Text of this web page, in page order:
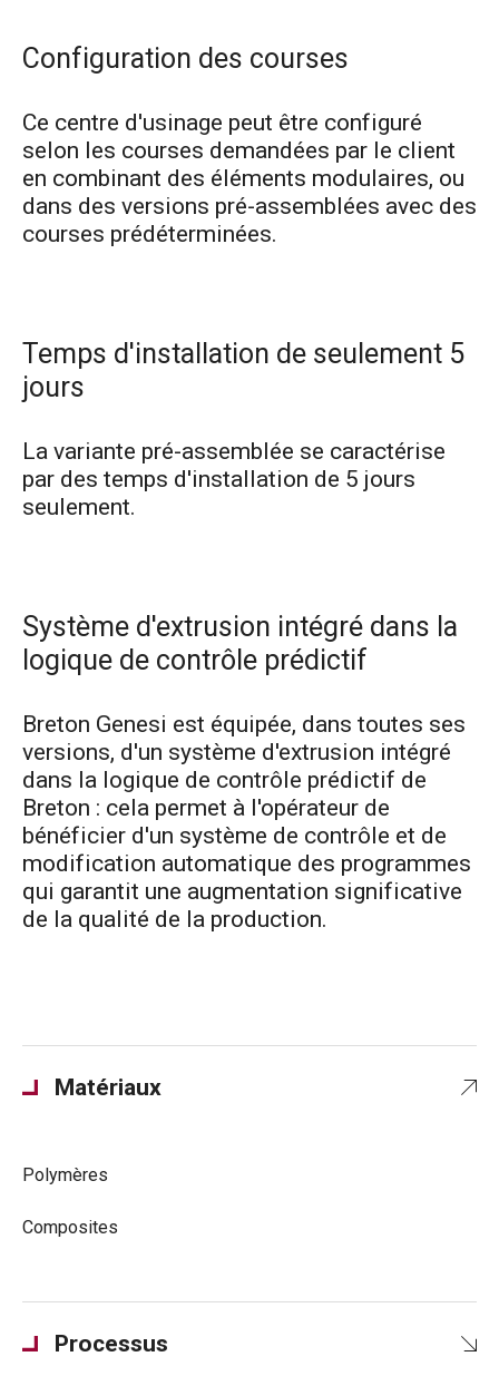
Configuration des courses
Ce centre d'usinage peut être configuré
selon les courses demandées par le client
en combinant des éléments modulaires, ou
dans des versions pré-assemblées avec des
courses prédéterminées.
Temps d'installation de seulement 5
jours
La variante pré-assemblée se caractérise
par des temps d'installation de 5 jours
seulement.
Système d'extrusion intégré dans la
logique de contrôle prédictif
Breton Genesi est équipée, dans toutes ses
versions, d'un système d'extrusion intégré
dans la logique de contrôle prédictif de
Breton : cela permet à l'opérateur de
bénéficier d'un système de contrôle et de
modification automatique des programmes
qui garantit une augmentation significative
de la qualité de la production.
Matériaux
Polymères
Composites
Processus